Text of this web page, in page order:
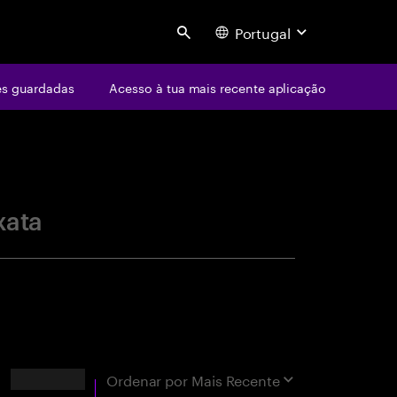
Search Portugal
guardadas Acesso à tua mais recente aplicação
Ordenar por Mais Recente